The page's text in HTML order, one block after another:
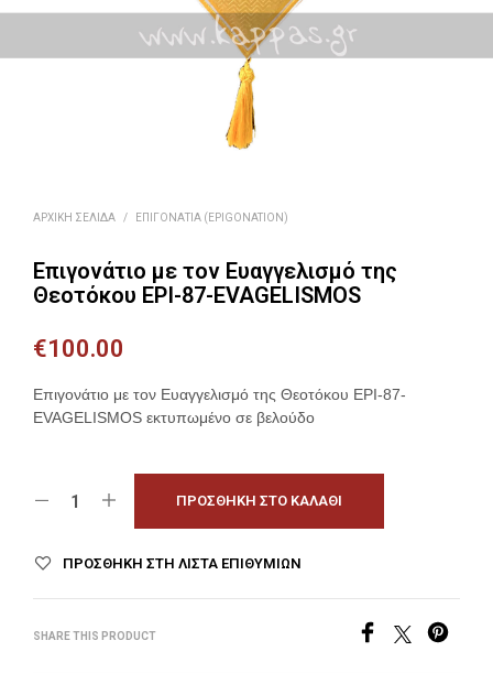
ΑΡΧΙΚΉ ΣΕΛΊΔΑ / ΕΠΙΓΟΝΆΤΙΑ (EPIGONATION)
Επιγονάτιο με τον Ευαγγελισμό της
Θεοτόκου EPI-87-EVAGELISMOS
€100.00
Επιγονάτιο με τον Ευαγγελισμό της Θεοτόκου EPI-87-
EVAGELISMOS εκτυπωμένο σε βελούδο
ΠΡΟΣΘΉΚΗ ΣΤΟ ΚΑΛΆΘΙ
ΠΡΟΣΘΉΚΗ ΣΤΗ ΛΊΣΤΑ ΕΠΙΘΥΜΙΏΝ
SHARE THIS PRODUCT